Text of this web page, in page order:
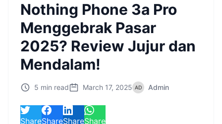
Nothing Phone 3a Pro
Menggebrak Pasar
2025? Review Jujur dan
Mendalam!
5 min read March 17, 2025 Admin
ShareShareShareShare